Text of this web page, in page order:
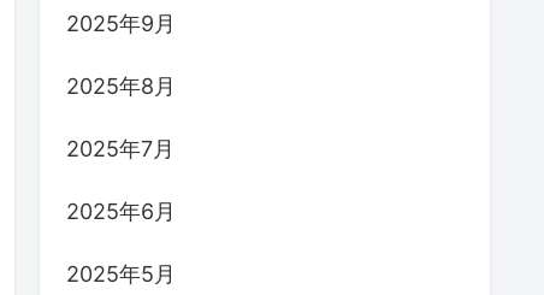
2025年9月
2025年8月
2025年7月
2025年6月
2025年5月